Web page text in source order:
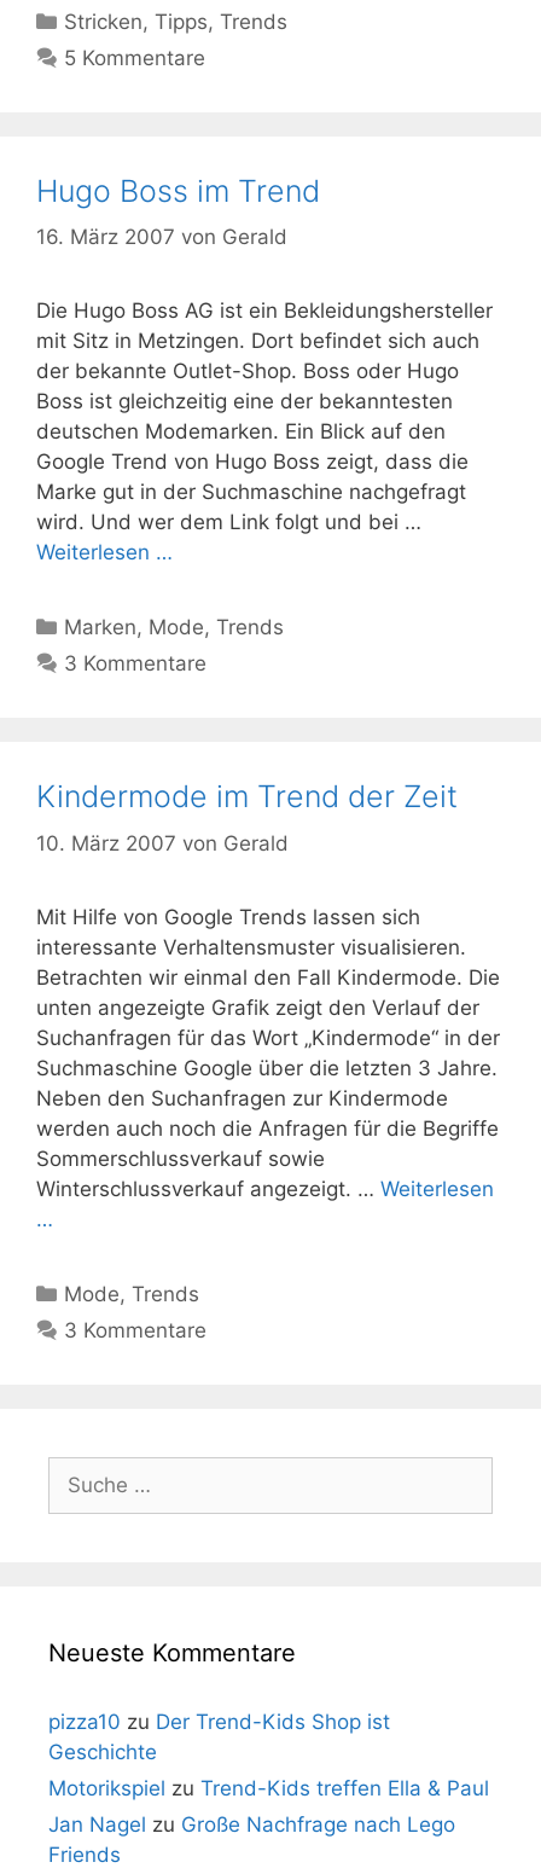
Kategorien
Stricken,Tipps,Trends
5 Kommentare
Hugo Boss im Trend
16. März 2007 von Gerald
Die Hugo Boss AG ist ein Bekleidungshersteller
mit Sitz in Metzingen. Dort befindet sich auch
der bekannte Outlet-Shop. Boss oder Hugo
Boss ist gleichzeitig eine der bekanntesten
deutschen Modemarken. Ein Blick auf den
Google Trend von Hugo Boss zeigt, dass die
Marke gut in der Suchmaschine nachgefragt
wird. Und wer dem Link folgt und bei …
Weiterlesen …
Kategorien
Marken, Mode,Trends
3 Kommentare
Kindermode im Trend der Zeit
10. März 2007 von Gerald
Mit Hilfe von Google Trends lassen sich
interessante Verhaltensmuster visualisieren.
Betrachten wir einmal den Fall Kindermode. Die
unten angezeigte Grafik zeigt den Verlauf der
Suchanfragen für das Wort „Kindermode“ in der
Suchmaschine Google über die letzten 3 Jahre.
Neben den Suchanfragen zur Kindermode
werden auch noch die Anfragen für die Begriffe
Sommerschlussverkauf sowie
Winterschlussverkauf angezeigt. … Weiterlesen
…
Kategorien
Mode,Trends
3 Kommentare
nach:
Neueste Kommentare
pizza10 zu Der Trend-Kids Shop ist
Geschichte
Motorikspiel zu Trend-Kids treffen Ella & Paul
Jan Nagel zu Große Nachfrage nach Lego
Friends